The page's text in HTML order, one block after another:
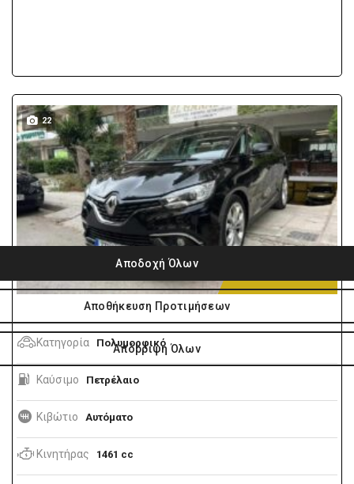
22
Κατηγορία Πολυμορφικό
Καύσιμο Πετρέλαιο
Κιβώτιο Αυτόματο
Κινητήρας 1461 cc